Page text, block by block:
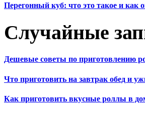
Перегонный куб: что это такое и как
Случайные
Дешевые советы по приготовлению
Что приготовить на завтрак обед и
Как приготовить вкусные роллы в